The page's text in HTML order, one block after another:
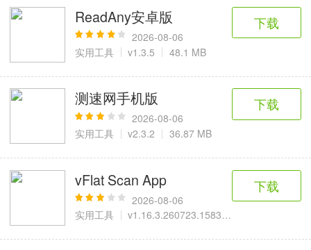
9百+款应用ReadAny安卓版
2026-08-06
实用工具
v1.3.5 48.1 MB
下载
测速网手机版
2026-08-06
实用工具
v2.3.2 36.87 MB
下载
vFlat Scan App
2026-08-06
实用工具
v1.16.3.260723.158380f97
下载